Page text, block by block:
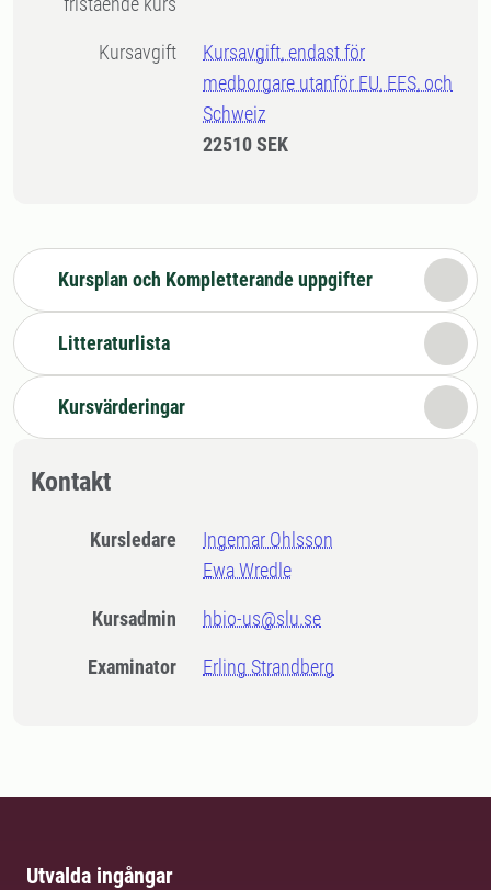
Kursavgift
Kursavgift, endast för
medborgare utanför EU, EES, och
Schweiz
22510 SEK
Kursplan och Kompletterande uppgifter
Litteraturlista
Kursvärderingar
Kontakt
Kursledare
Ingemar Ohlsson
Ewa Wredle
Kursadmin hbio-us@slu.se
Examinator Erling Strandberg
Utvalda ingångar